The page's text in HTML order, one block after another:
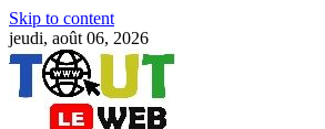
Skip to content
jeudi, août 06, 2026